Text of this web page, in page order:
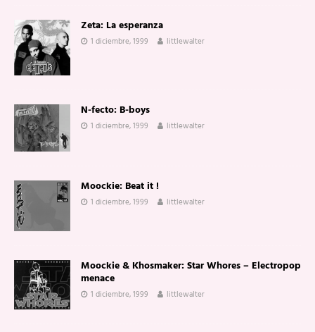
Zeta: La esperanza
1 diciembre, 1999 littlewalter
N-fecto: B-boys
1 diciembre, 1999 littlewalter
Moockie: Beat it !
1 diciembre, 1999 littlewalter
Moockie & Khosmaker: Star Whores – Electropop
menace
1 diciembre, 1999 littlewalter